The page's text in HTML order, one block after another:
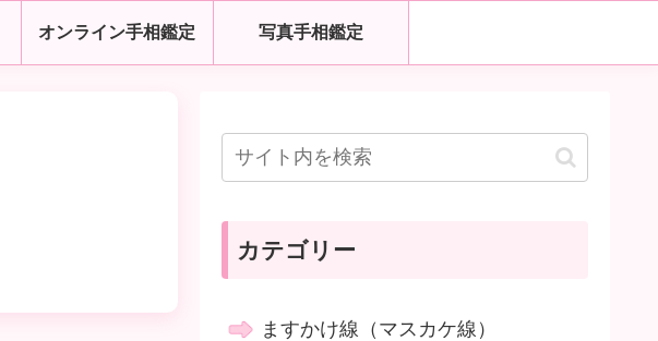
オンライン手相鑑定 写真手相鑑定
カテゴリー
ますかけ線（マスカケ線）